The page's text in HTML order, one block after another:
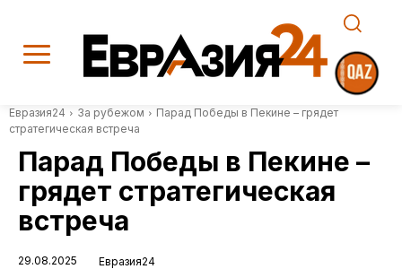
Евразия24 За рубежом
Парад Победы в Пекине – грядет
стратегическая встреча
Парад Победы в Пекине –
грядет стратегическая
встреча
29.08.2025 Евразия24